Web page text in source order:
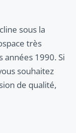
sous la
très
années 1990. Si
souhaitez
de qualité,